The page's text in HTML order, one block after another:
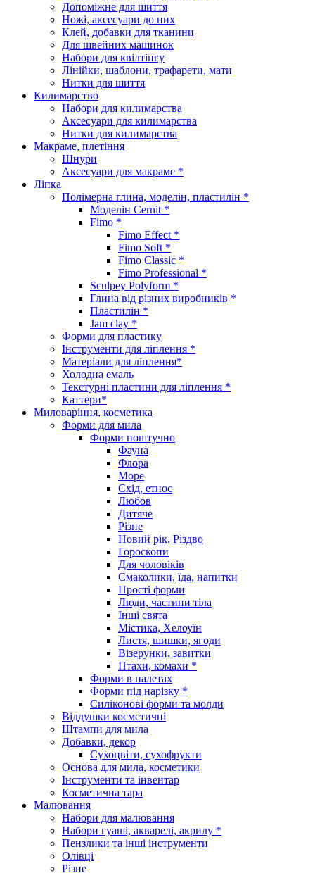
Допоміжне для шиття
Ножі, аксесуари до них
Клей, добавки для тканини
Для швейних машинок
Набори для квілтінгу
Лінійки, шаблони, трафарети, мати
Нитки для шиття
Килимарство
Набори для килимарства
Аксесуари для килимарства
Нитки для килимарства
Макраме, плетіння
Шнури
Аксесуари для макраме *
Ліпка
Полімерна глина, моделін, пластилін *
Моделін Cernit *
Fimo *
Fimo Effect *
Fimo Soft *
Fimo Classic *
Fimo Professional *
Sculpey Polyform *
Глина від різних виробників *
Пластилін *
Jam clay *
Форми для пластику
Інструменти для ліплення *
Матеріали для ліплення*
Холодна емаль
Текстурні пластини для ліплення *
Каттери*
Миловаріння, косметика
Форми для мила
Форми поштучно
Фауна
Флора
Море
Схід, етнос
Любов
Дитяче
Різне
Новий рік, Різдво
Гороскопи
Для чоловіків
Смаколики, їда, напитки
Прості форми
Люди, частини тіла
Інші свята
Містика, Хелоуїн
Листя, шишки, ягоди
Візерунки, завитки
Птахи, комахи *
Форми в палетах
Форми під нарізку *
Силіконові форми та молди
Віддушки косметичні
Штампи для мила
Добавки, декор
Сухоцвіти, сухофрукти
Основа для мила, косметики
Інструменти та інвентар
Косметична тара
Малювання
Набори для малювання
Набори гуаші, акварелі, акрилу *
Пензлики та інші інструменти
Олівці
Різне